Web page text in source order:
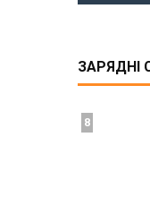
ЗАРЯДНІ
8